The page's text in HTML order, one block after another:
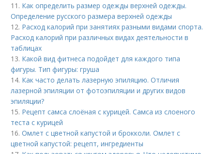
11. Как определить размер одежды верхней одежды.
Определение русского размера верхней одежды
12. Расход калорий при занятиях разными видами спорта.
Расход калорий при различных видах деятельности в
таблицах
13. Какой вид фитнеса подойдет для каждого типа
фигуры. Тип фигуры: груша
14. Как часто делать лазерную эпиляцию. Отличия
лазерной эпиляции от фотоэпиляции и других видов
эпиляции?
15. Рецепт самса слоёная с курицей. Самса из слоеного
теста с курицей
16.Омлет с цветной капустой и брокколи. Омлет с
цветной капустой: рецепт, ингредиенты